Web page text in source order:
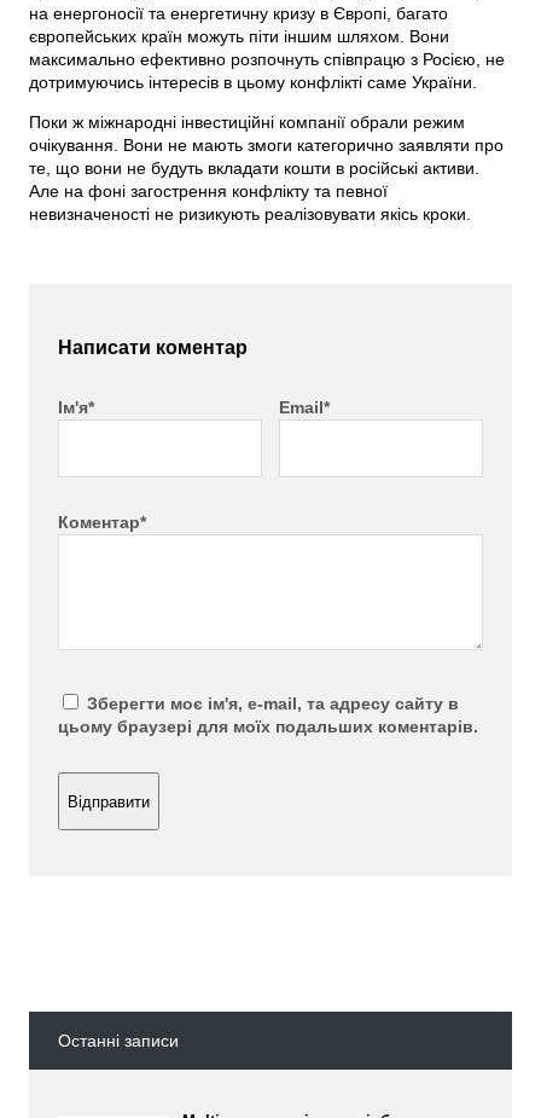
на енергоносії та енергетичну кризу в Європі, багато
європейських країн можуть піти іншим шляхом. Вони
максимально ефективно розпочнуть співпрацю з Росією, не
дотримуючись інтересів в цьому конфлікті саме України.
Поки ж міжнародні інвестиційні компанії обрали режим
очікування. Вони не мають змоги категорично заявляти про
те, що вони не будуть вкладати кошти в російські активи.
Але на фоні загострення конфлікту та певної
невизначеності не ризикують реалізовувати якісь кроки.
Написати коментар
Ім'я* Email*
Коментар*
Зберегти моє ім'я, e-mail, та адресу сайту в
цьому браузері для моїх подальших коментарів.
Останні записи